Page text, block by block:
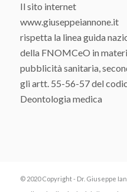
Il sito internet
www.giuseppeiannone.it
rispetta la linea guida
della FNOMCeO in
pubblicità sanitaria,
gli artt. 55-56-57 del
Deontologia medica
© 2020 Copyright - Dr. Giuseppe